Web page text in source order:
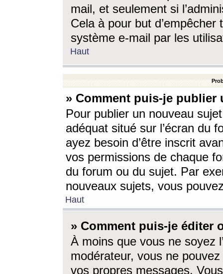
mail, et seulement si
Cela à pour but
système e-mail par les
Haut
» Comment puis-je
Pour publier un nouveau
adéquat situé sur l’écran du
ayez besoin d’être inscrit
vos permissions de chaque
du forum ou du sujet. Par
nouveaux sujets, vous
Haut
» Comment puis-je éditer
À moins que vous ne soyez
modérateur, vous ne
vos propres messages.